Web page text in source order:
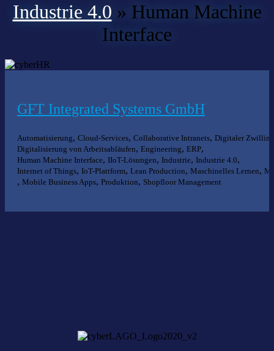
Industrie 4.0 » Human Machine
Interface
GFT Integrated Systems GmbH
Automatisierung, Cloud-Services, Collaborative Intranets, Digitaler Zwilling
Digitalisierung von Arbeitsabläufen, Engineering, ERP,
Human Machine Interface, IIoT-Lösungen, Industrie, Industrie 4.0,
Internet of Things, IoT-Plattform, Lean Production, Maschinelles Lernen,
, Mobile Business Apps, Produktion, Shopfloor Management